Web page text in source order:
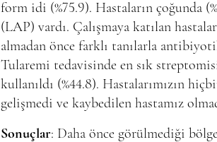
form idi (%75.9). Hastaların çoğunda
(LAP) vardı. Çalışmaya katılan
almadan önce farklı tanılarla
Tularemi tedavisinde en sık
kullanıldı (%44.8). Hastalarımızın
gelişmedi ve kaybedilen hastamız
Sonuçlar: Daha önce görülmediği